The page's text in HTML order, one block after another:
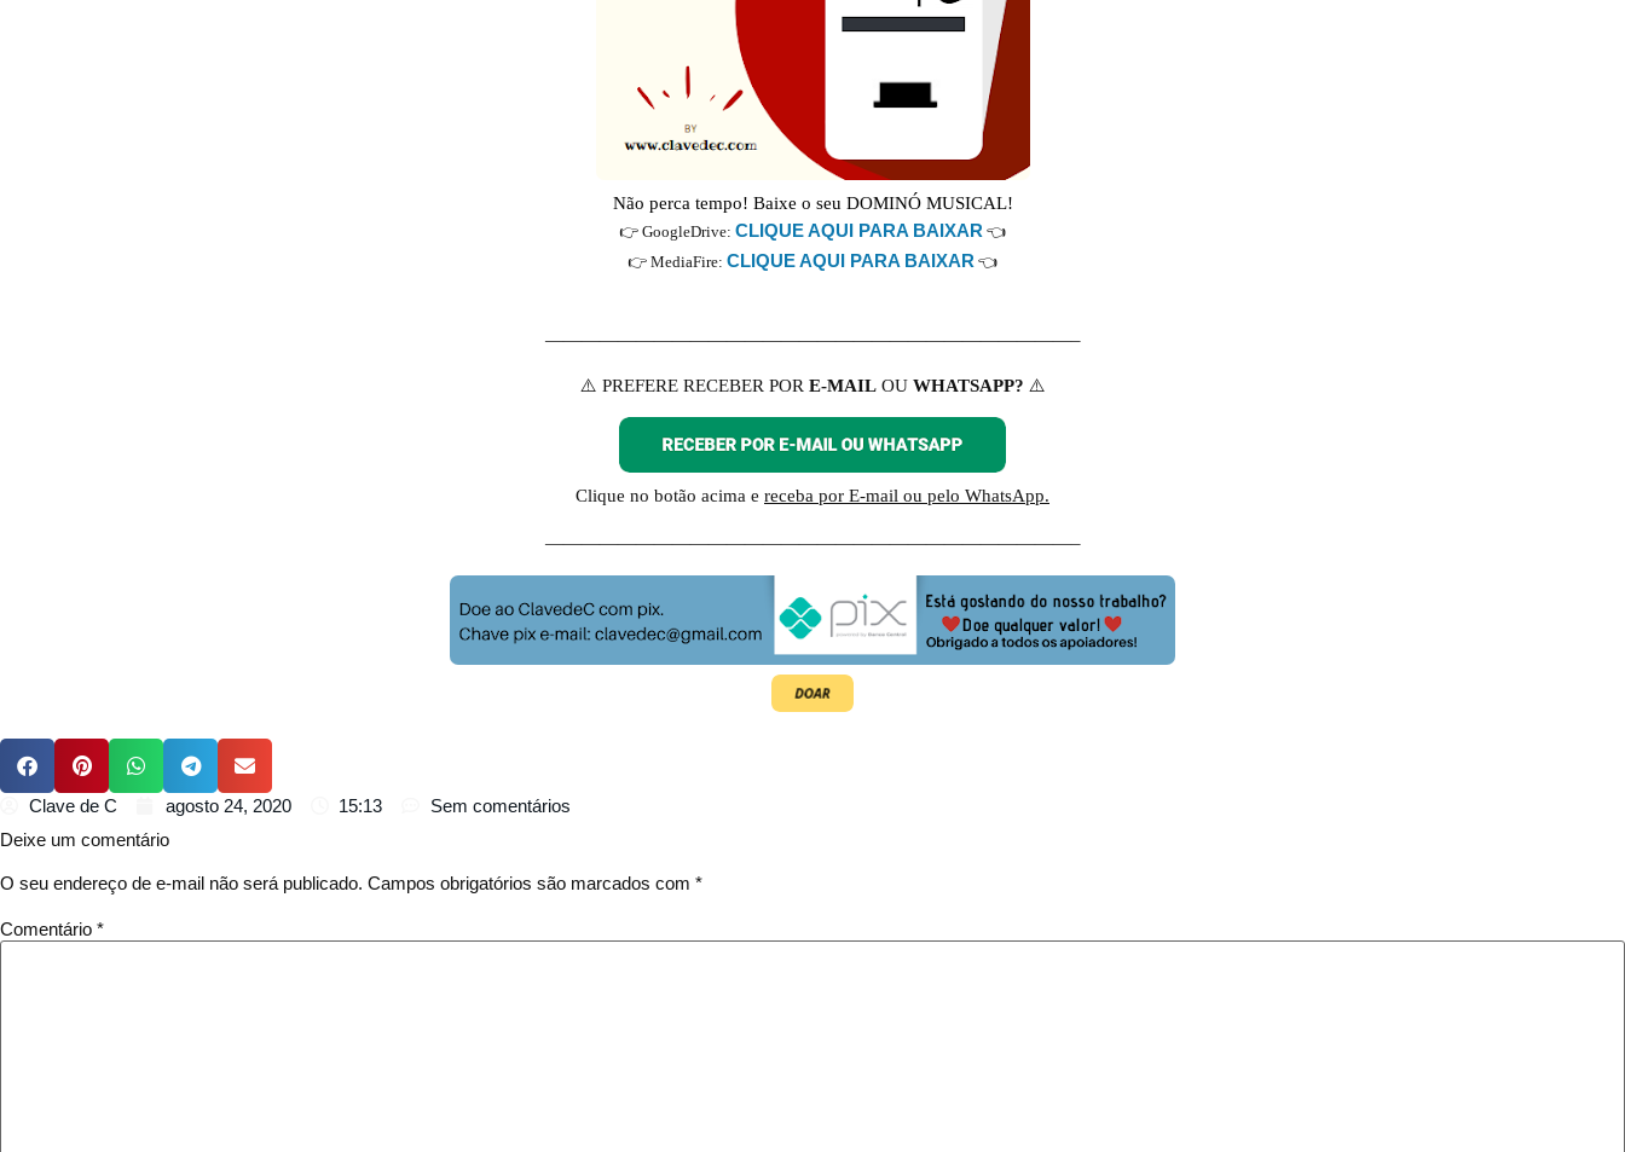
Não perca tempo! Baixe o seu DOMINÓ MUSICAL!
👉 GoogleDrive: CLIQUE AQUI PARA BAIXAR 👈
👉 MediaFire: CLIQUE AQUI PARA BAIXAR 👈
—————————————————————————————–
⚠️ PREFERE RECEBER POR E-MAILOU WHATSAPP? ⚠️
Clique no botão acima e receba por E-mail ou pelo WhatsApp.
—————————————————————————————–
Clave de C agosto 24, 2020 15:13
Sem comentários
Deixe um comentário
O seu endereço de e-mail não será publicado. Campos obrigatórios são marcados com *
Comentário *